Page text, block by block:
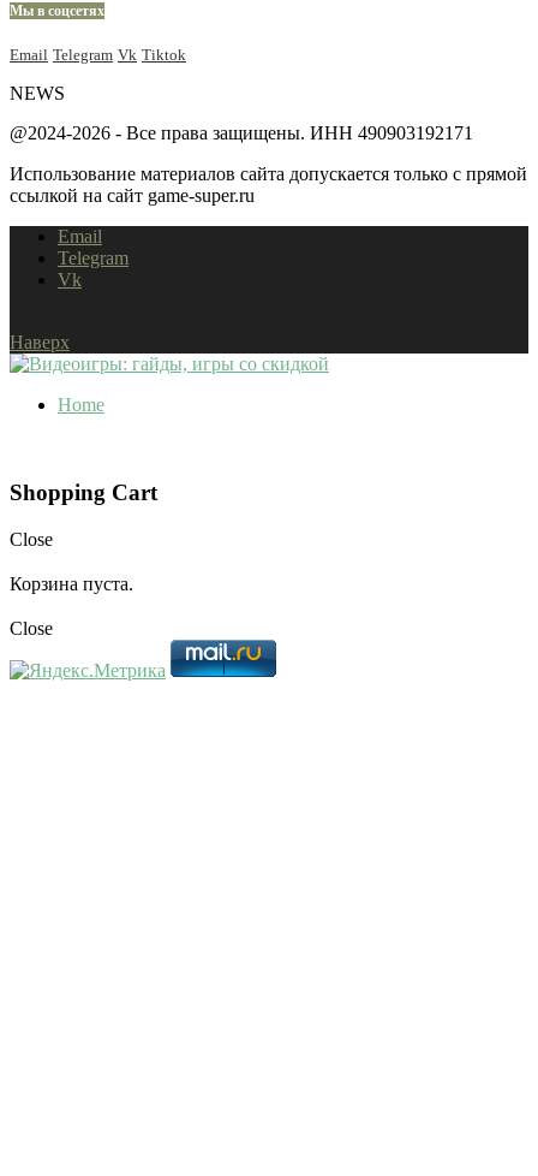
Мы в соцсетях
Email Telegram Vk Tiktok
NEWS
@2024-2026 - Все права защищены. ИНН 490903192171
Использование материалов сайта допускается только с прямой
ссылкой на сайт game-super.ru
Email
Telegram
Vk
Наверх
Home
Shopping Cart
Close
Корзина пуста.
Close